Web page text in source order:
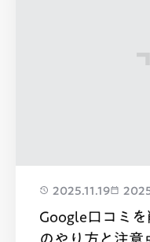
2025.11.19
Google口コミ
のやり方と注意